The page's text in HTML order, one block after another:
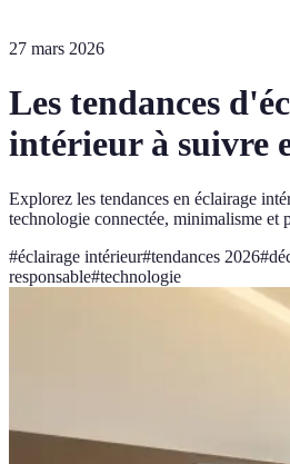
27 mars 2026
Les tendances
intérieur à suivre
Explorez les tendances en éclairage
technologie connectée, minimalisme et
#éclairage intérieur#tendances 2026#
responsable#technologie